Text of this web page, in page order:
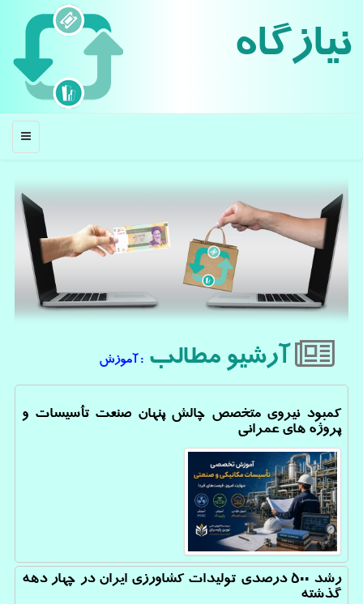
نیازگاه
منو
آرشیو مطالب : آموزش
کمبود نیروی متخصص چالش پنهان صنعت تأسیسات و
پروژه های عمرانی
رشد 500 درصدی تولیدات کشاورزی ایران در چهار دهه
گذشته